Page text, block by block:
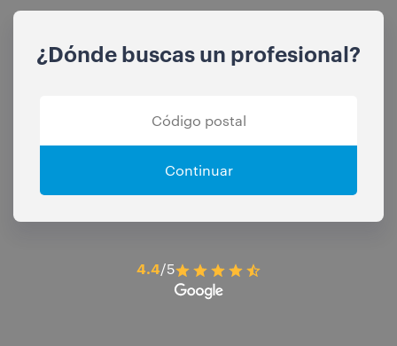
¿Dónde buscas un profesional?
Continuar
4.4/5